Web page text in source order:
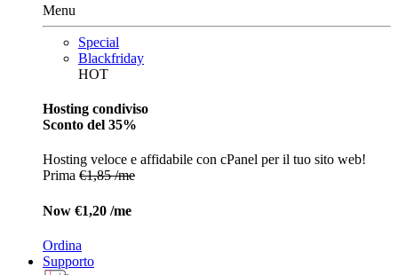
Menu
Special
Blackfriday
HOT
Hosting condiviso
Sconto del 35%
Hosting veloce e affidabile con cPanel per il tuo sito web!
Prima €1,85 /me
Now €1,20 /me
Ordina
Supporto